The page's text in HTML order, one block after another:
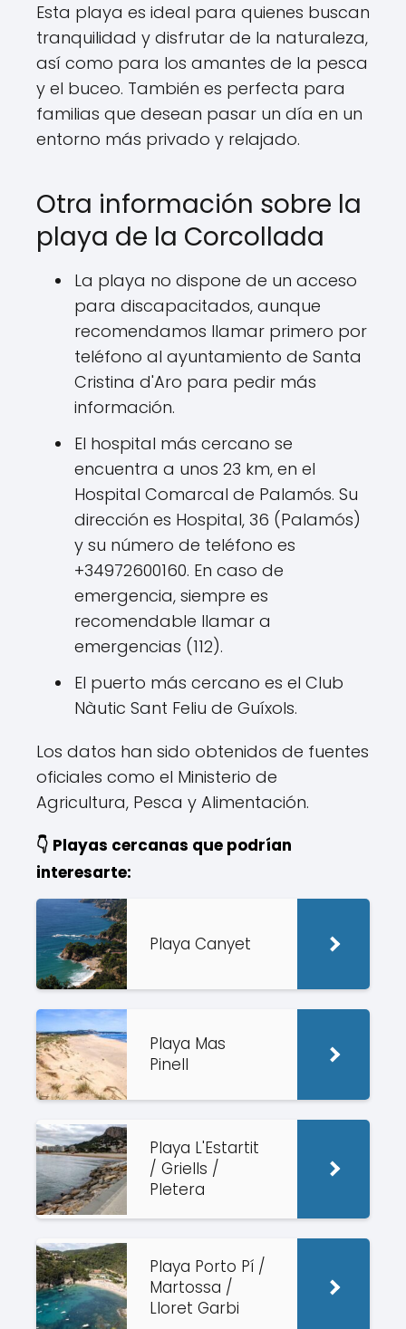
Esta playa es ideal para quienes buscan
tranquilidad y disfrutar de la naturaleza,
así como para los amantes de la pesca
y el buceo. También es perfecta para
familias que desean pasar un día en un
entorno más privado y relajado.
Otra información sobre la
playa de la Corcollada
La playa no dispone de un acceso
para discapacitados, aunque
recomendamos llamar primero por
teléfono al ayuntamiento de Santa
Cristina d'Aro para pedir más
información.
El hospital más cercano se
encuentra a unos 23 km, en el
Hospital Comarcal de Palamós. Su
dirección es Hospital, 36 (Palamós)
y su número de teléfono es
+34972600160. En caso de
emergencia, siempre es
recomendable llamar a
emergencias (112).
El puerto más cercano es el Club
Nàutic Sant Feliu de Guíxols.
Los datos han sido obtenidos de fuentes
oficiales como el Ministerio de
Agricultura, Pesca y Alimentación.
👇 Playas cercanas que podrían
interesarte:
Playa Canyet
Playa Mas
Pinell
Playa L'Estartit
/ Griells /
Pletera
Playa Porto Pí /
Martossa /
Lloret Garbi